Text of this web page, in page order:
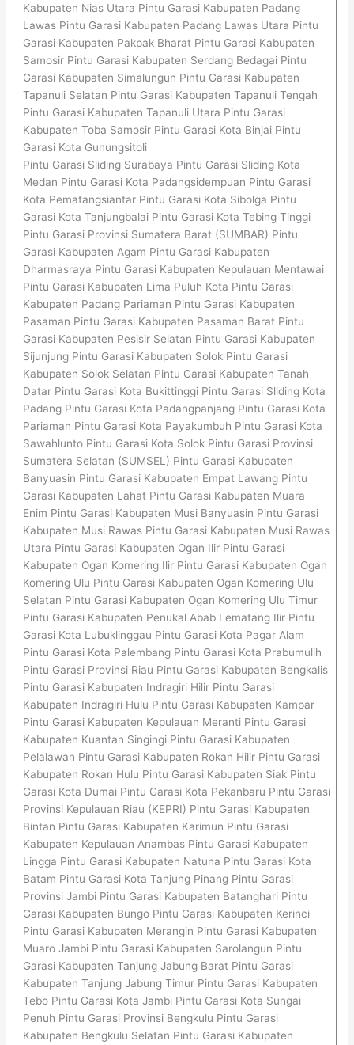
Kabupaten Nias Utara Pintu Garasi Kabupaten Padang
Lawas Pintu Garasi Kabupaten Padang Lawas Utara Pintu
Garasi Kabupaten Pakpak Bharat Pintu Garasi Kabupaten
Samosir Pintu Garasi Kabupaten Serdang Bedagai Pintu
Garasi Kabupaten Simalungun Pintu Garasi Kabupaten
Tapanuli Selatan Pintu Garasi Kabupaten Tapanuli Tengah
Pintu Garasi Kabupaten Tapanuli Utara Pintu Garasi
Kabupaten Toba Samosir Pintu Garasi Kota Binjai Pintu
Garasi Kota Gunungsitoli
Pintu Garasi Sliding Surabaya Pintu Garasi Sliding Kota
Medan Pintu Garasi Kota Padangsidempuan Pintu Garasi
Kota Pematangsiantar Pintu Garasi Kota Sibolga Pintu
Garasi Kota Tanjungbalai Pintu Garasi Kota Tebing Tinggi
Pintu Garasi Provinsi Sumatera Barat (SUMBAR) Pintu
Garasi Kabupaten Agam Pintu Garasi Kabupaten
Dharmasraya Pintu Garasi Kabupaten Kepulauan Mentawai
Pintu Garasi Kabupaten Lima Puluh Kota Pintu Garasi
Kabupaten Padang Pariaman Pintu Garasi Kabupaten
Pasaman Pintu Garasi Kabupaten Pasaman Barat Pintu
Garasi Kabupaten Pesisir Selatan Pintu Garasi Kabupaten
Sijunjung Pintu Garasi Kabupaten Solok Pintu Garasi
Kabupaten Solok Selatan Pintu Garasi Kabupaten Tanah
Datar Pintu Garasi Kota Bukittinggi Pintu Garasi Sliding Kota
Padang Pintu Garasi Kota Padangpanjang Pintu Garasi Kota
Pariaman Pintu Garasi Kota Payakumbuh Pintu Garasi Kota
Sawahlunto Pintu Garasi Kota Solok Pintu Garasi Provinsi
Sumatera Selatan (SUMSEL) Pintu Garasi Kabupaten
Banyuasin Pintu Garasi Kabupaten Empat Lawang Pintu
Garasi Kabupaten Lahat Pintu Garasi Kabupaten Muara
Enim Pintu Garasi Kabupaten Musi Banyuasin Pintu Garasi
Kabupaten Musi Rawas Pintu Garasi Kabupaten Musi Rawas
Utara Pintu Garasi Kabupaten Ogan Ilir Pintu Garasi
Kabupaten Ogan Komering Ilir Pintu Garasi Kabupaten Ogan
Komering Ulu Pintu Garasi Kabupaten Ogan Komering Ulu
Selatan Pintu Garasi Kabupaten Ogan Komering Ulu Timur
Pintu Garasi Kabupaten Penukal Abab Lematang Ilir Pintu
Garasi Kota Lubuklinggau Pintu Garasi Kota Pagar Alam
Pintu Garasi Kota Palembang Pintu Garasi Kota Prabumulih
Pintu Garasi Provinsi Riau Pintu Garasi Kabupaten Bengkalis
Pintu Garasi Kabupaten Indragiri Hilir Pintu Garasi
Kabupaten Indragiri Hulu Pintu Garasi Kabupaten Kampar
Pintu Garasi Kabupaten Kepulauan Meranti Pintu Garasi
Kabupaten Kuantan Singingi Pintu Garasi Kabupaten
Pelalawan Pintu Garasi Kabupaten Rokan Hilir Pintu Garasi
Kabupaten Rokan Hulu Pintu Garasi Kabupaten Siak Pintu
Garasi Kota Dumai Pintu Garasi Kota Pekanbaru Pintu Garasi
Provinsi Kepulauan Riau (KEPRI) Pintu Garasi Kabupaten
Bintan Pintu Garasi Kabupaten Karimun Pintu Garasi
Kabupaten Kepulauan Anambas Pintu Garasi Kabupaten
Lingga Pintu Garasi Kabupaten Natuna Pintu Garasi Kota
Batam Pintu Garasi Kota Tanjung Pinang Pintu Garasi
Provinsi Jambi Pintu Garasi Kabupaten Batanghari Pintu
Garasi Kabupaten Bungo Pintu Garasi Kabupaten Kerinci
Pintu Garasi Kabupaten Merangin Pintu Garasi Kabupaten
Muaro Jambi Pintu Garasi Kabupaten Sarolangun Pintu
Garasi Kabupaten Tanjung Jabung Barat Pintu Garasi
Kabupaten Tanjung Jabung Timur Pintu Garasi Kabupaten
Tebo Pintu Garasi Kota Jambi Pintu Garasi Kota Sungai
Penuh Pintu Garasi Provinsi Bengkulu Pintu Garasi
Kabupaten Bengkulu Selatan Pintu Garasi Kabupaten